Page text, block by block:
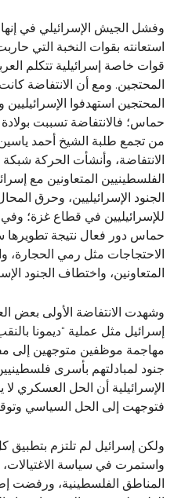
وفشل الجيش الإسرائيلي في
استعانته بقوات النخبة التي
قوات خاصة إسرائيلية تتكلم
المحتجين. ومع أن الانتفاضة
المحتجين استهدفوا
حماس؛ فالانتفاضة تسببت
من تجمع طلبة الشيخ أحمد
الانتفاضة، وأنشأت الحركة
الفلسطينيين المتعاونين مع
الجنود الإسرائيليين، وحرق
للإسرائيليين في قطاع غزة؛
حماس دور فعال نتيجة تطويرها
الاحتجاجات مثل رمي الحجارة،
المتعاونين، واختطاف الجنود
وشهدت الانتفاضة الأولى بعض
مهاجمة موظفين متوجهين إلى
جنود لمبادلتهم بأسرى
الإسرائيلية أن الحل العسكري لا
فتوجهت إلى الحل السياسي
ولكن إسرائيل لم تلتزم بتطبيق
واستمرت في سياسة الاغتيالات،
المناطق الفلسطينية، ورفضت